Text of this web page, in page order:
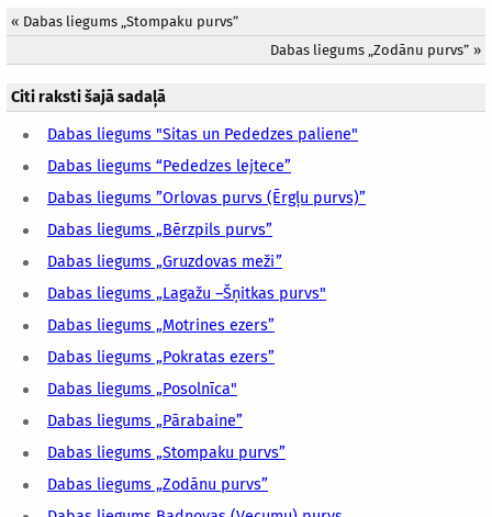
« Dabas liegums „Stompaku purvs”
Dabas liegums „Zodānu purvs” »
Citi raksti šajā sadaļā
Dabas liegums "Sitas un Pededzes paliene"
Dabas liegums “Pededzes lejtece”
Dabas liegums ”Orlovas purvs (Ērgļu purvs)”
Dabas liegums „Bērzpils purvs”
Dabas liegums „Gruzdovas meži”
Dabas liegums „Lagažu –Šņitkas purvs"
Dabas liegums „Motrines ezers”
Dabas liegums „Pokratas ezers”
Dabas liegums „Posolnīca"
Dabas liegums „Pārabaine”
Dabas liegums „Stompaku purvs”
Dabas liegums „Zodānu purvs”